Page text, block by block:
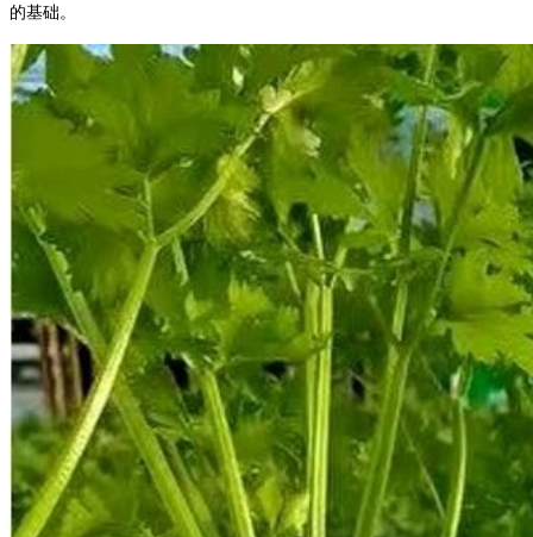
的基础。